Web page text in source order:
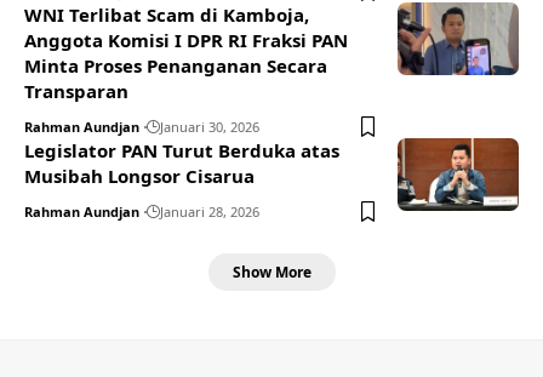
WNI Terlibat Scam di Kamboja,
Anggota Komisi I DPR RI Fraksi PAN
Minta Proses Penanganan Secara
Transparan
Rahman Aundjan Januari 30, 2026
Legislator PAN Turut Berduka atas
Musibah Longsor Cisarua
Rahman Aundjan Januari 28, 2026
Show More